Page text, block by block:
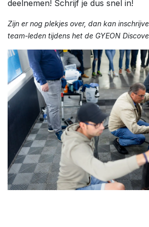
deelnemen! Schrijf je dus snel in!
Zijn er nog plekjes over, dan kan
team-leden tijdens het de GYEON